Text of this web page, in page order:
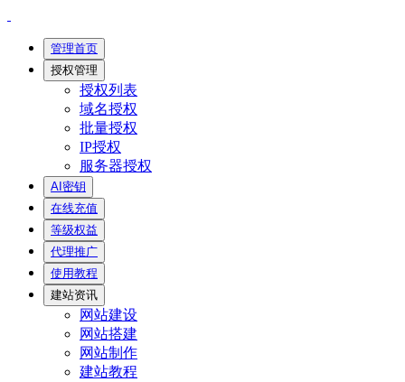
管理首页
授权管理
授权列表
域名授权
批量授权
IP授权
服务器授权
AI密钥
在线充值
等级权益
代理推广
使用教程
建站资讯
网站建设
网站搭建
网站制作
建站教程